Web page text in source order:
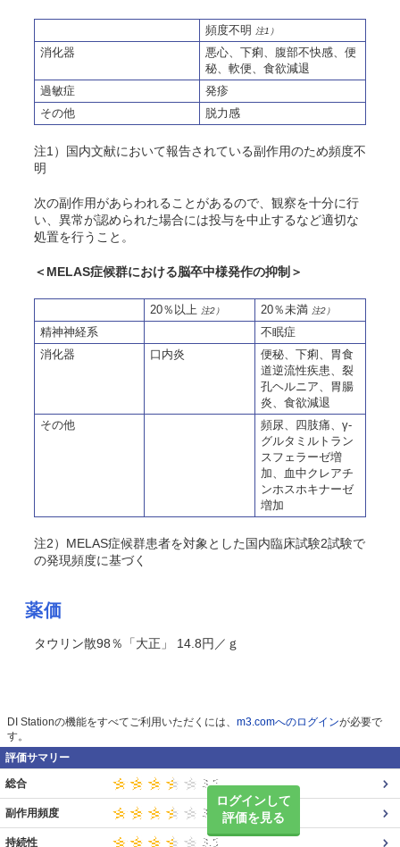
頻度不明 注1）
消化器
悪心、下痢、腹部不快感、便
秘、軟便、食欲減退
過敏症
発疹
その他
脱力感
注1）国内文献において報告されている副作用のため頻度不
明
次の副作用があらわれることがあるので、観察を十分に行
い、異常が認められた場合には投与を中止するなど適切な
処置を行うこと。
＜MELAS症候群における脳卒中様発作の抑制＞
20％以上 注2） 20％未満 注2）
精神神経系
不眠症
消化器
口内炎
便秘、下痢、胃食
道逆流性疾患、裂
孔ヘルニア、胃腸
炎、食欲減退
その他
頻尿、四肢痛、γ-
グルタミルトラン
スフェラーゼ増
加、血中クレアチ
ンホスホキナーゼ
増加
注2）MELAS症候群患者を対象とした国内臨床試験2試験で
の発現頻度に基づく
薬価
タウリン散98％「大正」 14.8円／ｇ
DI Stationの機能をすべてご利用いただくには、 m3.comへのログインが必要で
す。
評価サマリー
ログインして
評価を見る
総合
副作用頻度
持続性